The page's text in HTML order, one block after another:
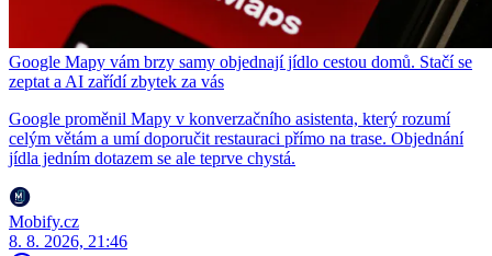
Google Mapy vám brzy samy objednají jídlo cestou domů. Stačí se
zeptat a AI zařídí zbytek za vás
Google proměnil Mapy v konverzačního asistenta, který rozumí
celým větám a umí doporučit restauraci přímo na trase. Objednání
jídla jedním dotazem se ale teprve chystá.
Mobify.cz
8. 8. 2026, 21:46